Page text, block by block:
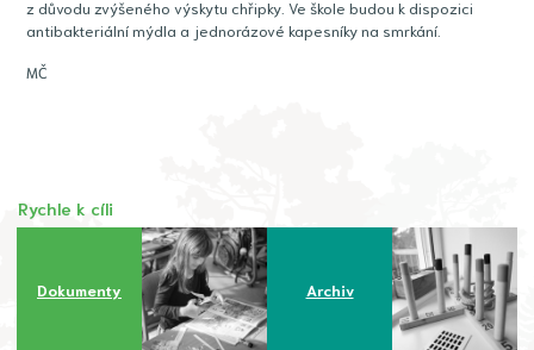
z důvodu zvýšeného výskytu chřipky. Ve škole budou k dispozici
antibakteriální mýdla a jednorázové kapesníky na smrkání.
MČ
Rychle k cíli
Dokumenty Archiv